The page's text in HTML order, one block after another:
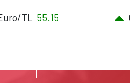
TL 55.15